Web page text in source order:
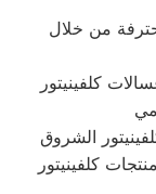
كلفينيتور
الشروق
كلفينيتور